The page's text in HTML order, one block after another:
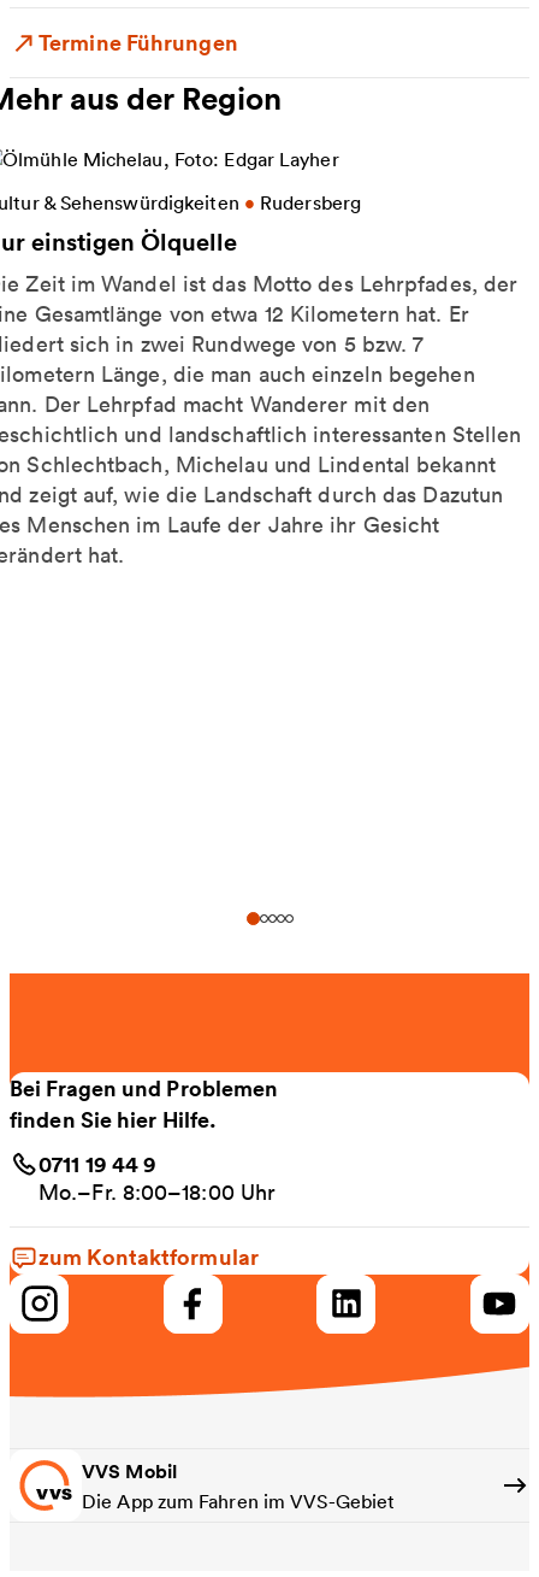
Termine Führungen
aus der Region
& Sehenswürdigkeiten • Rudersberg
einstigen Ölquelle
Zeit im Wandel ist das Motto des Lehrpfades, der
Gesamtlänge von etwa 12 Kilometern hat. Er
sich in zwei Rundwege von 5 bzw. 7
Länge, die man auch einzeln begehen
Der Lehrpfad macht Wanderer mit den
und landschaftlich interessanten Stellen
Schlechtbach, Michelau und Lindental bekannt
zeigt auf, wie die Landschaft durch das Dazutun
Menschen im Laufe der Jahre ihr Gesicht
hat.
Informationen zu Zur einstigen Ölquelle
Bei Fragen und Problemen
finden Sie hier Hilfe.
0711 19 44 9
Mo.–Fr. 8:00–18:00 Uhr
zum Kontaktformular
VVS Mobil
Die App zum Fahren im VVS-Gebiet